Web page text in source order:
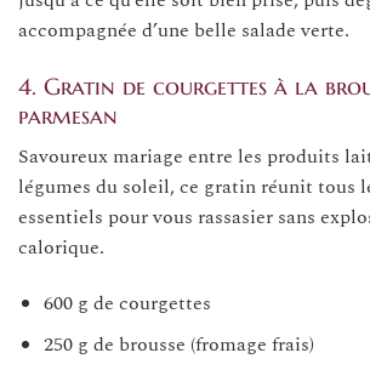
accompagnée d’une belle salade verte.
4. Gratin de courgettes à la
parmesan
Savoureux mariage entre les produits
légumes du soleil, ce gratin réunit tous
essentiels pour vous rassasier sans
calorique.
600 g de courgettes
250 g de brousse (fromage frais)